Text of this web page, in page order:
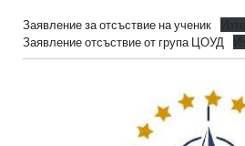
Заявление за отсъствие на ученик
Заявление отсъствие от група ЦОУД